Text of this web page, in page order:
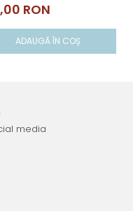
RON
ADAUGĂ ÎN COȘ
media